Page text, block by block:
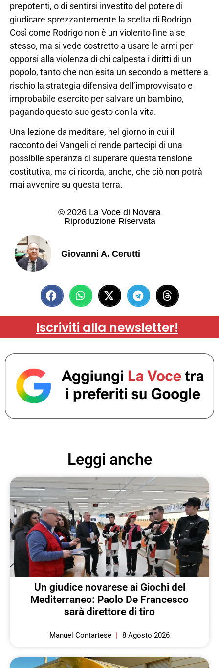
prepotenti, o di sentirsi investito del potere di
giudicare sprezzantemente la scelta di Rodrigo.
Così come Rodrigo non è un violento fine a se
stesso, ma si vede costretto a usare le armi per
opporsi alla violenza di chi calpesta i diritti di un
popolo, tanto che non esita un secondo a mettere a
rischio la strategia difensiva dell’improvvisato e
improbabile esercito per salvare un bambino,
pagando questo suo gesto con la vita.
Una lezione da meditare, nel giorno in cui il
racconto dei Vangeli ci rende partecipi di una
possibile speranza di superare questa tensione
costitutiva, ma ci ricorda, anche, che ciò non potrà
mai avvenire su questa terra.
© 2026 La Voce di Novara
Riproduzione Riservata
Giovanni A. Cerutti
Iscriviti alla newsletter!
Leggi anche
Un giudice novarese ai Giochi del
Mediterraneo: Paolo De Francesco
sarà direttore di tiro
Manuel Contartese 8 Agosto 2026